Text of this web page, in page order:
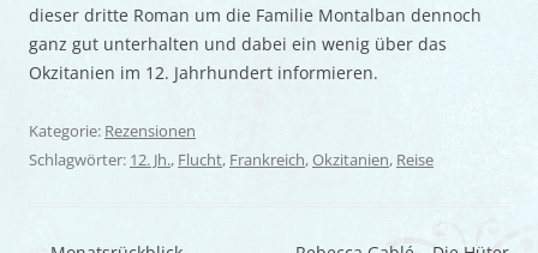
dieser dritte Roman um die Familie Montalban dennoch
ganz gut unterhalten und dabei ein wenig über das
Okzitanien im 12. Jahrhundert informieren.
Kategorie: Rezensionen
Schlagwörter: 12. Jh., Flucht, Frankreich,Okzitanien, Reise